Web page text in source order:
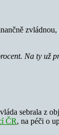
Na ty už
sebrala z
ČR, na péči o